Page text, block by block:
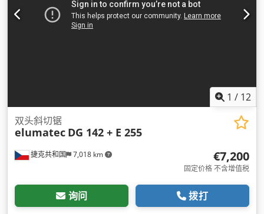
1 / 12
捷克共和国 7,018 km
双头斜切锯
elumatec DG 142 + E 255
€7,200
固定价格 不含增值税
询问 拨打